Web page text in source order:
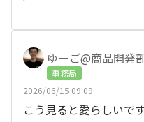
ゆーご@商品開発
事務局
2026/06/15 09:09
こう見ると愛らしいで